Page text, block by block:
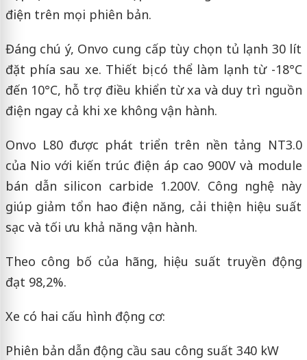
điện trên mọi phiên bản.
Đáng chú ý, Onvo cung cấp tùy chọn tủ lạnh 30 lít
đặt phía sau xe. Thiết bị có thể làm lạnh từ -18°C
đến 10°C, hỗ trợ điều khiển từ xa và duy trì nguồn
điện ngay cả khi xe không vận hành.
Onvo L80 được phát triển trên nền tảng NT3.0
của Nio với kiến trúc điện áp cao 900V và module
bán dẫn silicon carbide 1.200V. Công nghệ này
giúp giảm tổn hao điện năng, cải thiện hiệu suất
sạc và tối ưu khả năng vận hành.
Theo công bố của hãng, hiệu suất truyền động
đạt 98,2%.
Xe có hai cấu hình động cơ:
Phiên bản dẫn động cầu sau công suất 340 kW